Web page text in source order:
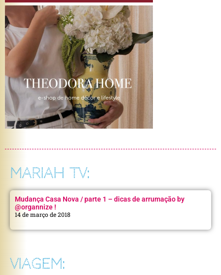
MARIAH TV:
Mudança Casa Nova / parte 1 – dicas de arrumação by
@organnize !
14 de março de 2018
VIAGEM: